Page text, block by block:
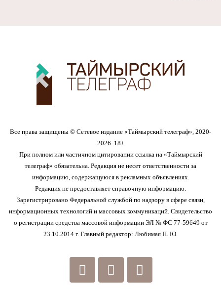
Все права защищены © Сетевое издание «Таймырский телеграф», 2020-
2026. 18+
При полном или частичном цитировании ссылка на «Таймырский
телеграф» обязательна. Редакция не несет ответственности за
информацию, содержащуюся в рекламных объявлениях.
Редакция не предоставляет справочную информацию.
Зарегистрировано Федеральной службой по надзору в сфере связи,
информационных технологий и массовых коммуникаций. Свидетельство
о регистрации средства массовой информации ЭЛ № ФС 77-59649 от
23.10.2014 г. Главный редактор: Любимая П. Ю.